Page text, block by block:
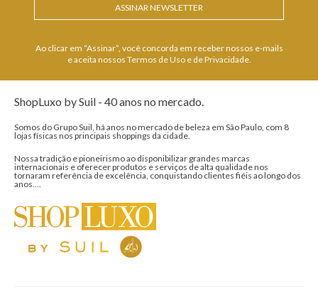
ASSINAR NEWSLETTER
Ao clicar em “Assinar”, você concorda em receber nossos e-mails
e aceita nossos Termos de Uso e de Privacidade.
ShopLuxo by Suil - 40 anos no mercado.
Somos do Grupo Suil, há anos no mercado de beleza em São Paulo, com 8
lojas físicas nos principais shoppings da cidade.
Nossa tradição e pioneirismo ao disponibilizar grandes marcas
internacionais e oferecer produtos e serviços de alta qualidade nos
tornaram referência de excelência, conquistando clientes fiéis ao longo dos
anos....